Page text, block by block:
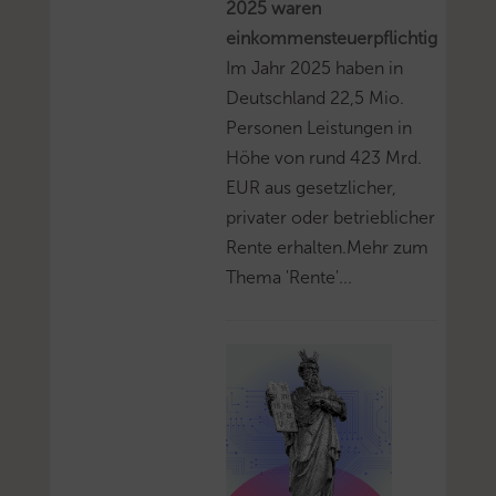
2025 waren
einkommensteuerpflichtig
Im Jahr 2025 haben in
Deutschland 22,5 Mio.
Personen Leistungen in
Höhe von rund 423 Mrd.
EUR aus gesetzlicher,
privater oder betrieblicher
Rente erhalten.Mehr zum
Thema 'Rente'...